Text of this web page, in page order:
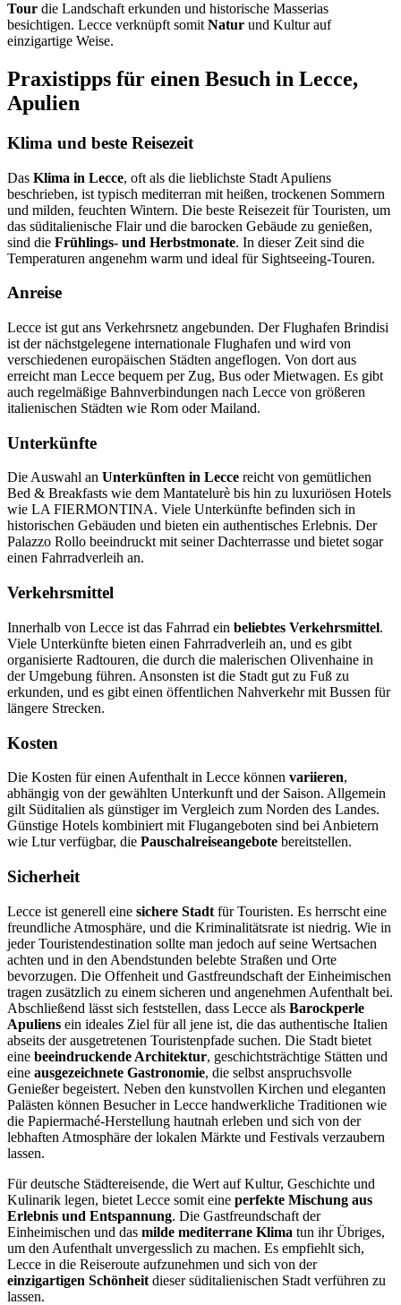
Tour die Landschaft erkunden und historische Masserias
besichtigen. Lecce verknüpft somit Natur und Kultur auf
einzigartige Weise.
Praxistipps für einen Besuch in Lecce,
Apulien
Klima und beste Reisezeit
Das Klima in Lecce, oft als die lieblichste Stadt Apuliens
beschrieben, ist typisch mediterran mit heißen, trockenen Sommern
und milden, feuchten Wintern. Die beste Reisezeit für Touristen, um
das süditalienische Flair und die barocken Gebäude zu genießen,
sind die Frühlings- und Herbstmonate. In dieser Zeit sind die
Temperaturen angenehm warm und ideal für Sightseeing-Touren.
Anreise
Lecce ist gut ans Verkehrsnetz angebunden. Der Flughafen Brindisi
ist der nächstgelegene internationale Flughafen und wird von
verschiedenen europäischen Städten angeflogen. Von dort aus
erreicht man Lecce bequem per Zug, Bus oder Mietwagen. Es gibt
auch regelmäßige Bahnverbindungen nach Lecce von größeren
italienischen Städten wie Rom oder Mailand.
Unterkünfte
Die Auswahl an Unterkünften in Lecce reicht von gemütlichen
Bed & Breakfasts wie dem Mantatelurè bis hin zu luxuriösen Hotels
wie LA FIERMONTINA. Viele Unterkünfte befinden sich in
historischen Gebäuden und bieten ein authentisches Erlebnis. Der
Palazzo Rollo beeindruckt mit seiner Dachterrasse und bietet sogar
einen Fahrradverleih an.
Verkehrsmittel
Innerhalb von Lecce ist das Fahrrad ein beliebtes Verkehrsmittel.
Viele Unterkünfte bieten einen Fahrradverleih an, und es gibt
organisierte Radtouren, die durch die malerischen Olivenhaine in
der Umgebung führen. Ansonsten ist die Stadt gut zu Fuß zu
erkunden, und es gibt einen öffentlichen Nahverkehr mit Bussen für
längere Strecken.
Kosten
Die Kosten für einen Aufenthalt in Lecce können variieren,
abhängig von der gewählten Unterkunft und der Saison. Allgemein
gilt Süditalien als günstiger im Vergleich zum Norden des Landes.
Günstige Hotels kombiniert mit Flugangeboten sind bei Anbietern
wie Ltur verfügbar, die Pauschalreiseangebote bereitstellen.
Sicherheit
Lecce ist generell eine sichere Stadt für Touristen. Es herrscht eine
freundliche Atmosphäre, und die Kriminalitätsrate ist niedrig. Wie in
jeder Touristendestination sollte man jedoch auf seine Wertsachen
achten und in den Abendstunden belebte Straßen und Orte
bevorzugen. Die Offenheit und Gastfreundschaft der Einheimischen
tragen zusätzlich zu einem sicheren und angenehmen Aufenthalt bei.
Abschließend lässt sich feststellen, dass Lecce als Barockperle
Apuliens ein ideales Ziel für all jene ist, die das authentische Italien
abseits der ausgetretenen Touristenpfade suchen. Die Stadt bietet
eine beeindruckende Architektur, geschichtsträchtige Stätten und
eine ausgezeichnete Gastronomie, die selbst anspruchsvolle
Genießer begeistert. Neben den kunstvollen Kirchen und eleganten
Palästen können Besucher in Lecce handwerkliche Traditionen wie
die Papiermaché-Herstellung hautnah erleben und sich von der
lebhaften Atmosphäre der lokalen Märkte und Festivals verzaubern
lassen.
Für deutsche Städtereisende, die Wert auf Kultur, Geschichte und
Kulinarik legen, bietet Lecce somit eine perfekte Mischung aus
Erlebnis und Entspannung. Die Gastfreundschaft der
Einheimischen und das milde mediterrane Klima tun ihr Übriges,
um den Aufenthalt unvergesslich zu machen. Es empfiehlt sich,
Lecce in die Reiseroute aufzunehmen und sich von der
einzigartigen Schönheit dieser süditalienischen Stadt verführen zu
lassen.